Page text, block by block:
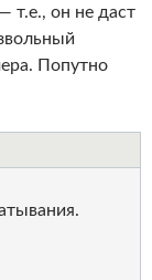
т.е., он не даст
Попутно